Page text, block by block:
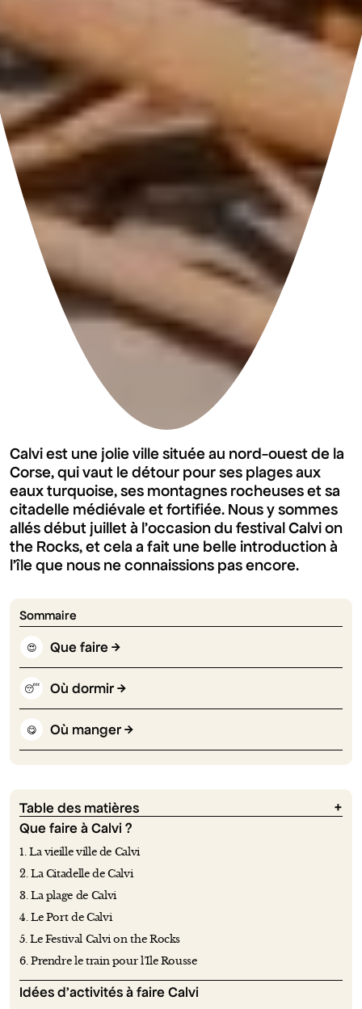
Calvi est une jolie ville située au nord-ouest de la
Corse, qui vaut le détour pour ses plages aux
eaux turquoise, ses montagnes rocheuses et sa
citadelle médiévale et fortifiée. Nous y sommes
allés début juillet à l'occasion du festival Calvi on
the Rocks, et cela a fait une belle introduction à
l'île que nous ne connaissions pas encore.
Sommaire
😍 Que faire
😴 Où dormir
😋 Où manger
Table des matières
Que faire à Calvi ?
1. La vieille ville de Calvi
2. La Citadelle de Calvi
3. La plage de Calvi
4. Le Port de Calvi
5. Le Festival Calvi on the Rocks
6. Prendre le train pour l’Ile Rousse
Idées d’activités à faire Calvi